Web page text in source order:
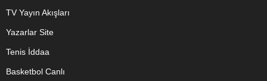
TV Yayın Akışları
Yazarlar Site
Tenis İddaa
Basketbol Canlı